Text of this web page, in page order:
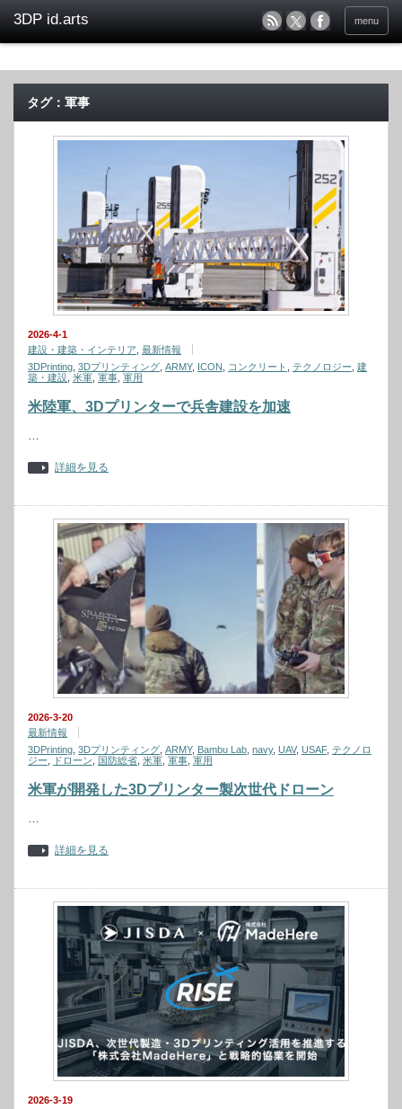
menu
タグ：軍事
2026-4-1
建設・建築・インテリア 最新情報
3DPrinting 3Dプリンティング ARMY, ICON コンクリート テクノロジー 建
築・建設 米軍 軍事 軍用
米陸軍、3Dプリンターで兵舎建設を加速
…
詳細を見る
2026-3-20
最新情報
3DPrinting 3Dプリンティング ARMY, Bambu Lab navy, UAV, USAF, テクノロ
ジー
ドローン 国防総省 米軍 軍事 軍用
米軍が開発した3Dプリンター製次世代ドローン
…
詳細を見る
2026-3-19